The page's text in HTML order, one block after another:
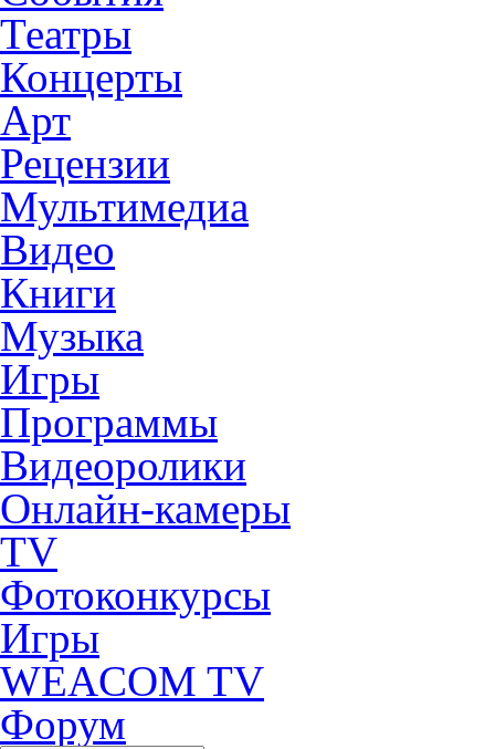
Театры
Концерты
Арт
Рецензии
Мультимедиа
Видео
Книги
Музыка
Игры
Программы
Видеоролики
Онлайн-камеры
TV
Фотоконкурсы
Игры
WEACOM TV
Форум